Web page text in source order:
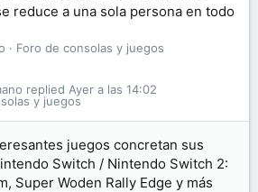
reduce a una sola persona en todo
Foro de consolas y juegos
y juegos
Ayer a las 14:02
juegos concretan sus
Switch / Nintendo Switch 2:
Super Woden Rally Edge y más